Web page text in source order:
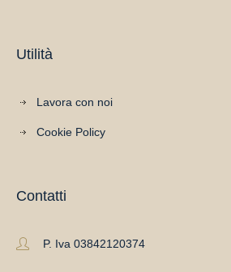
Utilità
Lavora con noi
Cookie Policy
Contatti
P. Iva 03842120374